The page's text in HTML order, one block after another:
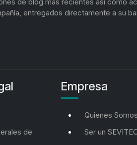
entregados directamente a su
de
Empresa
Quienes Somos
Ser un